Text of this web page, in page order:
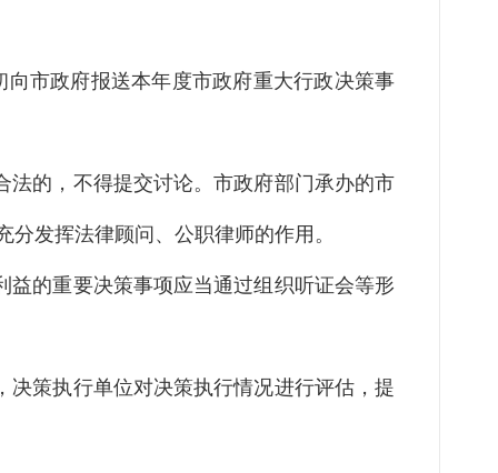
市政府报送本年度市政府重大行政决策事
的，不得提交讨论。市政府部门承办的市
发挥法律顾问、公职律师的作用。
益的重要决策事项应当通过组织听证会等形
策执行单位对决策执行情况进行评估，提